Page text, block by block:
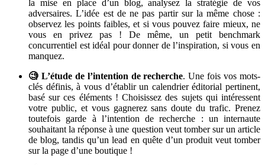
la mise en place d’un blog, analysez la stratégie de vos
adversaires. L’idée est de ne pas partir sur la même chose :
observez les points faibles, et si vous pouvez faire mieux, ne
vous en privez pas ! De même, un petit benchmark
concurrentiel est idéal pour donner de l’inspiration, si vous en
manquez.
🧐 L’étude de l’intention de recherche. Une fois vos mots-
clés définis, à vous d’établir un calendrier éditorial pertinent,
basé sur ces éléments ! Choisissez des sujets qui intéressent
votre public, et vous gagnerez sans doute du trafic. Prenez
toutefois garde à l’intention de recherche : un internaute
souhaitant la réponse à une question veut tomber sur un article
de blog, tandis qu’un lead en quête d’un produit veut tomber
sur la page d’une boutique !